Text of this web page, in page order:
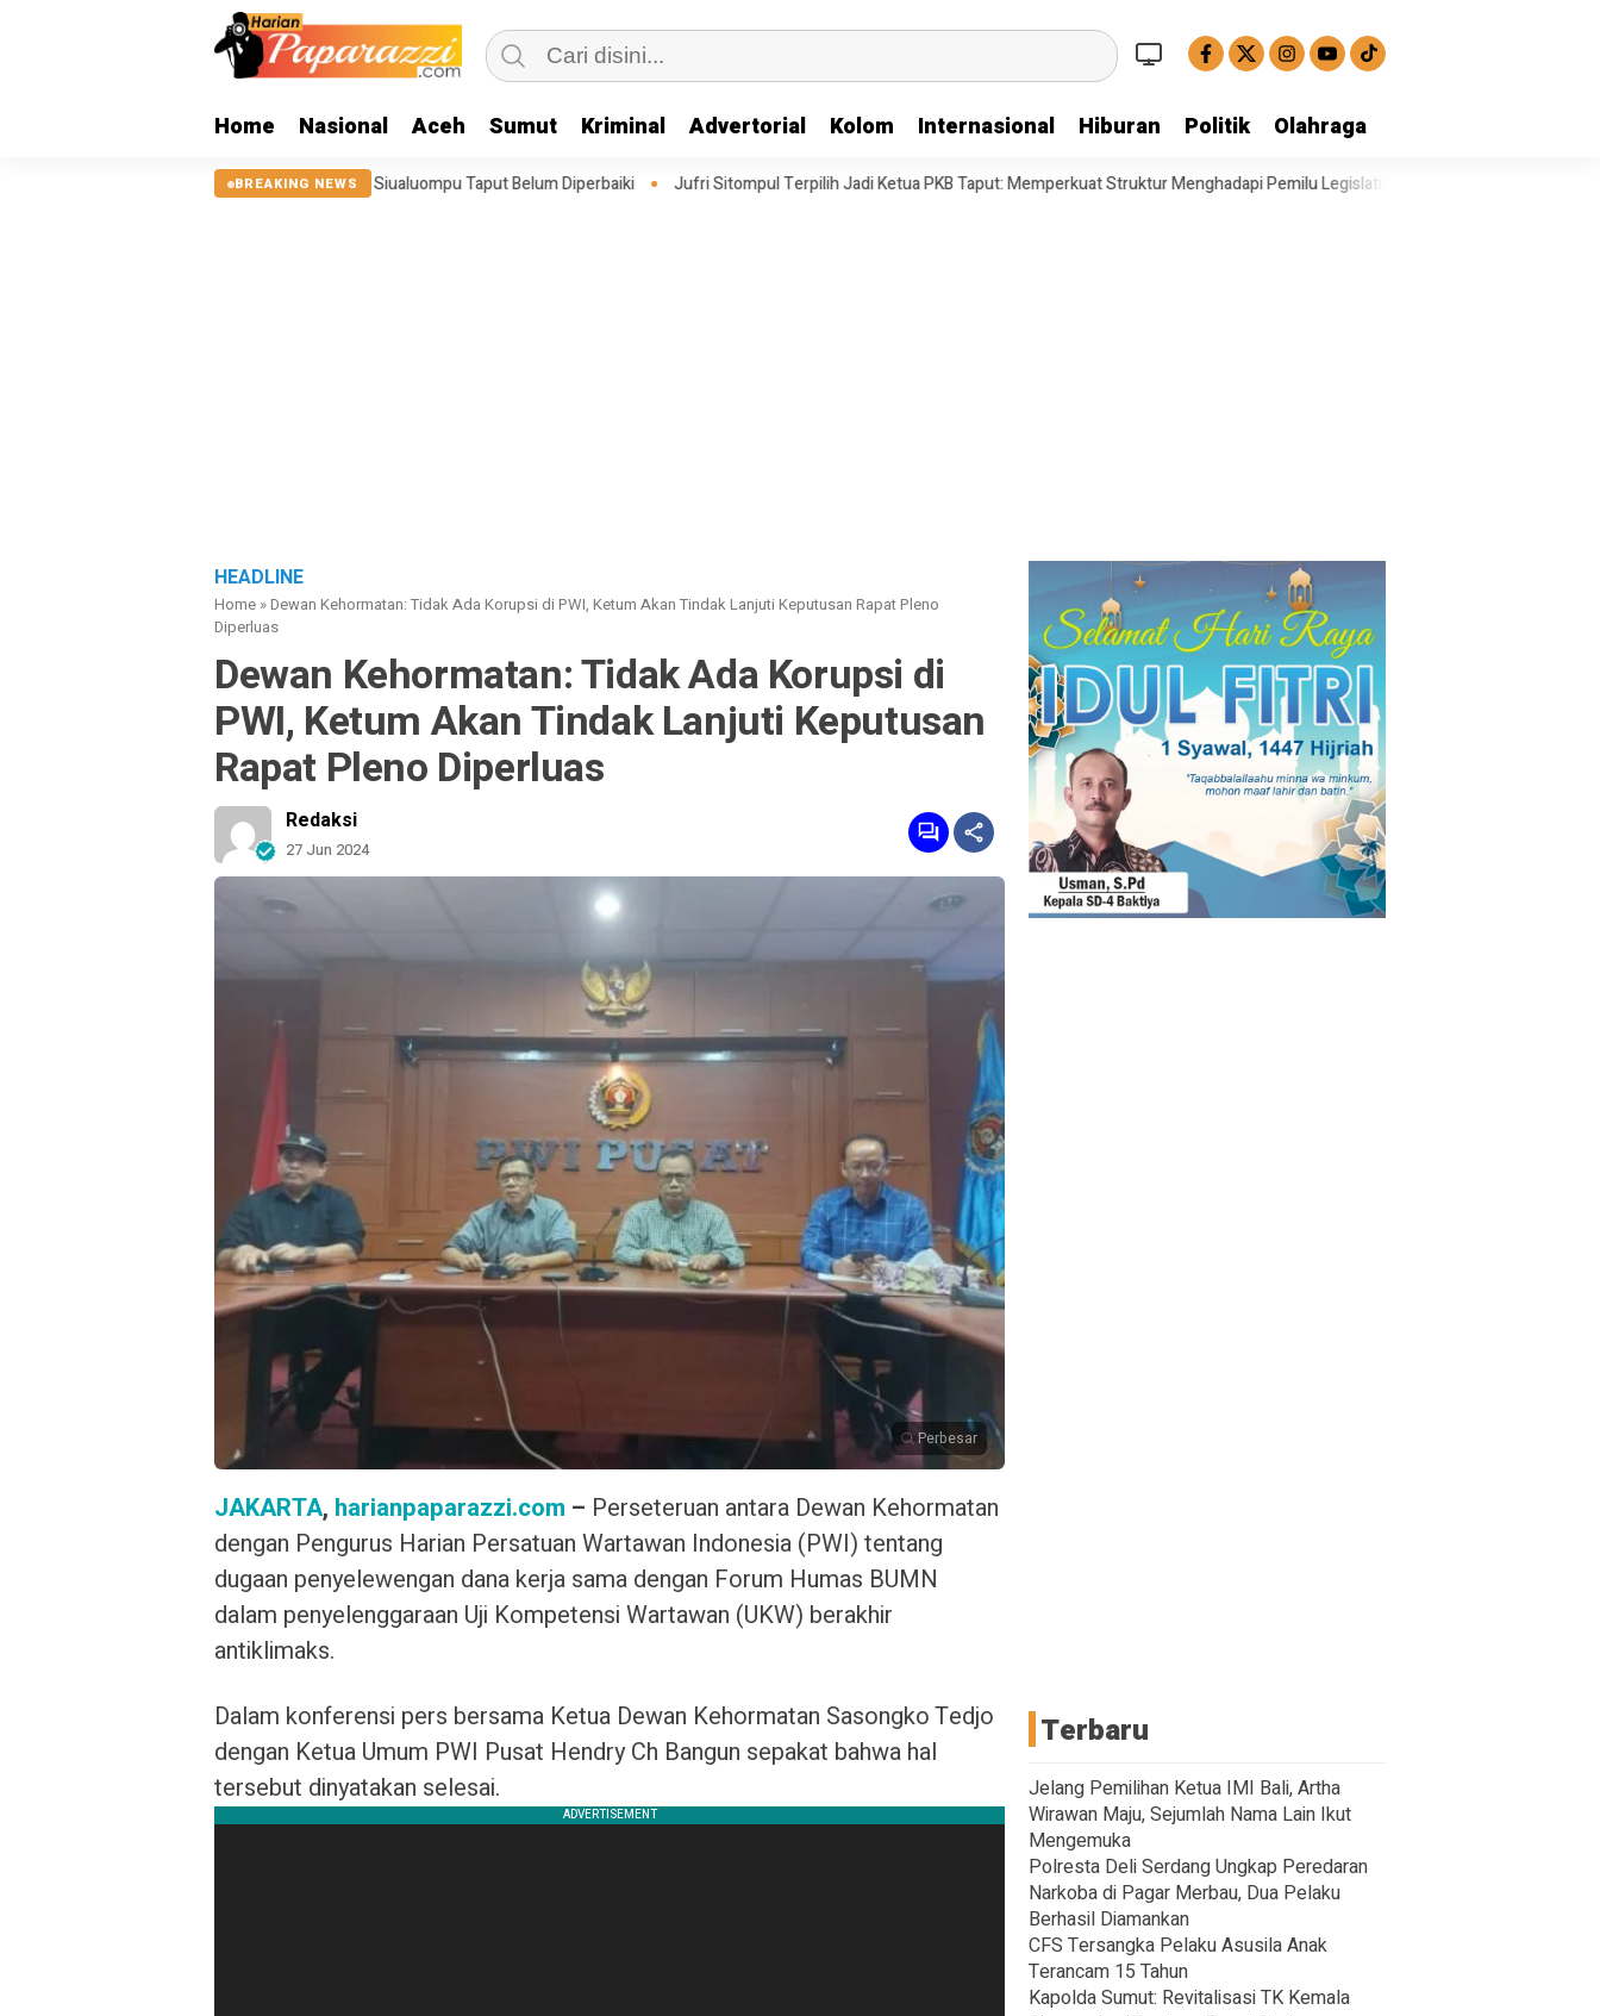
Home Nasional Aceh Sumut Kriminal Advertorial Kolom Internasional Hiburan Politik Olahraga
BREAKING NEWS
Tanggul Sungai Sigeaon di Siualuompu Taput Belum Diperbaiki Jufri Sitompul Terpilih Jadi Ketua PKB Taput: Memperkuat Struktur Menghadapi Pemilu Legislatif Operasi Satresnarkoba Polresta Deli
HEADLINE
Home »Dewan Kehormatan: Tidak Ada Korupsi di PWI, Ketum Akan Tindak Lanjuti Keputusan Rapat Pleno
Diperluas
Dewan Kehormatan: Tidak Ada Korupsi di
PWI, Ketum Akan Tindak Lanjuti Keputusan
Rapat Pleno Diperluas
Redaksi
27 Jun 2024
Perbesar
JAKARTA, harianpaparazzi.com – Perseteruan antara Dewan Kehormatan
dengan Pengurus Harian Persatuan Wartawan Indonesia (PWI) tentang
dugaan penyelewengan dana kerja sama dengan Forum Humas BUMN
dalam penyelenggaraan Uji Kompetensi Wartawan (UKW) berakhir
antiklimaks.
Dalam konferensi pers bersama Ketua Dewan Kehormatan Sasongko Tedjo
dengan Ketua Umum PWI Pusat Hendry Ch Bangun sepakat bahwa hal
tersebut dinyatakan selesai.
Terbaru
Jelang Pemilihan Ketua IMI Bali, Artha
Wirawan Maju, Sejumlah Nama Lain Ikut
Mengemuka
Polresta Deli Serdang Ungkap Peredaran
Narkoba di Pagar Merbau, Dua Pelaku
Berhasil Diamankan
CFS Tersangka Pelaku Asusila Anak
Terancam 15 Tahun
Kapolda Sumut: Revitalisasi TK Kemala